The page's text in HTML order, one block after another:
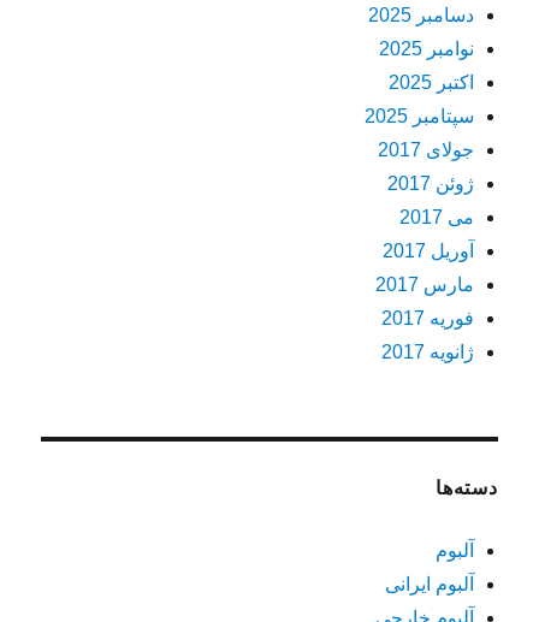
دسامبر 2025
نوامبر 2025
اکتبر 2025
سپتامبر 2025
جولای 2017
ژوئن 2017
می 2017
آوریل 2017
مارس 2017
فوریه 2017
ژانویه 2017
دسته‌ها
آلبوم
آلبوم ایرانی